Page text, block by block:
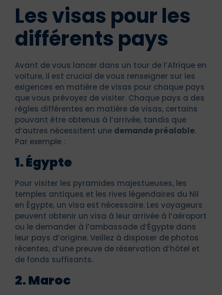
Les visas pour les
différents pays
Avant de vous lancer dans un tour de l’Afrique en
voiture, il est crucial de vous renseigner sur les
exigences en matière de visas pour chaque pays
que vous prévoyez de visiter. Chaque pays a des
règles différentes en matière de visas, certains
pouvant être obtenus à l’arrivée, tandis que
d’autres nécessitent une demande préalable.
Par exemple :
1. Égypte
Pour visiter les pyramides majestueuses, les
temples antiques et les rives légendaires du Nil
en Égypte, un visa est nécessaire. Les voyageurs
peuvent obtenir un visa à leur arrivée à l’aéroport
ou le demander à l’ambassade d’Égypte dans
leur pays d’origine. Veillez à disposer de photos
récentes, d’une preuve de réservation d’hôtel et
de fonds suffisants.
2. Maroc